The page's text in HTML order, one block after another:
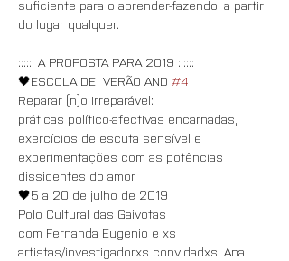
suficiente para o aprender-fazendo, a partir
do lugar qualquer.
:::::: A PROPOSTA PARA 2019 ::::::
🖤ESCOLA DE  VERÃO AND #4
Reparar (n)o irreparável:
práticas político-afectivas encarnadas,
exercícios de escuta sensível e
experimentações com as potências
dissidentes do amor
🖤5 a 20 de julho de 2019
Polo Cultural das Gaivotas
com Fernanda Eugenio e xs
artistas/investigadorxs convidadxs: Ana